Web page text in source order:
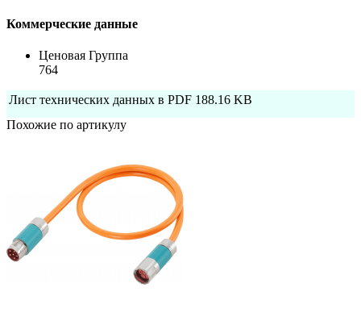
Коммерческие данные
Ценовая Группа
764
Лист технических данных в PDF 188.16 KB
Похожие по артикулу